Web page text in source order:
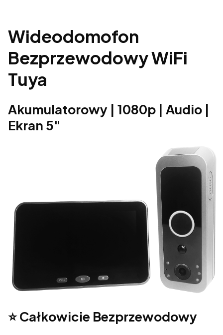
Wideodomofon
Bezprzewodowy WiFi
Tuya
Akumulatorowy | 1080p | Audio |
Ekran 5"
⭐ Całkowicie Bezprzewodowy